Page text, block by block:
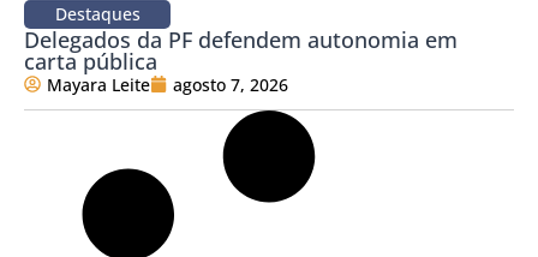
Destaques
Delegados da PF defendem autonomia em
carta pública
Mayara Leite agosto 7, 2026